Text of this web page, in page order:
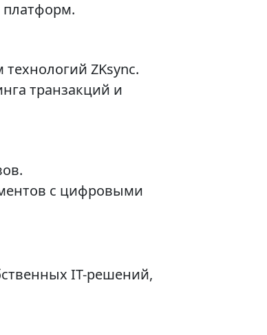
ZKsync.
транзакций и
с цифровыми
IT-решений,